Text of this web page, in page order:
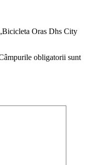
Oras Dhs City
obligatorii sunt